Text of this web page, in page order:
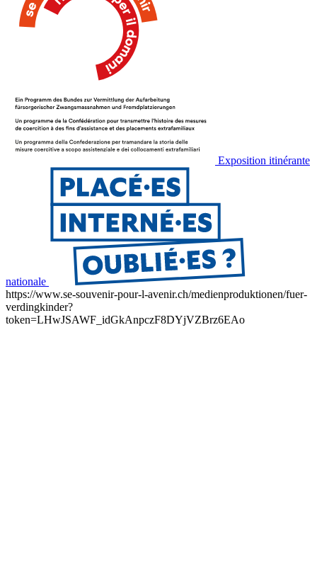
Exposition itinérante
nationale
https://www.se-souvenir-pour-l-avenir.ch/medienproduktionen/fuer-
verdingkinder?
token=LHwJSAWF_idGkAnpczF8DYjVZBrz6EAo